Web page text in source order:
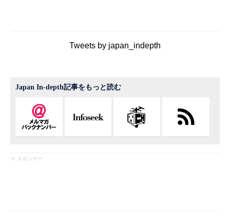
Tweets by japan_indepth
Japan In-depth記事をもっと読む
※ スポンサー